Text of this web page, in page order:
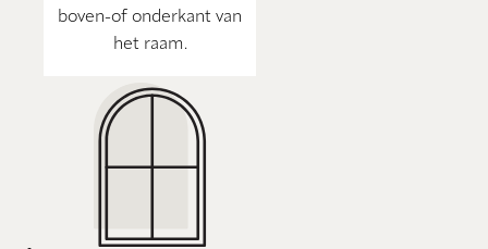
boven-of onderkant van
het raam.